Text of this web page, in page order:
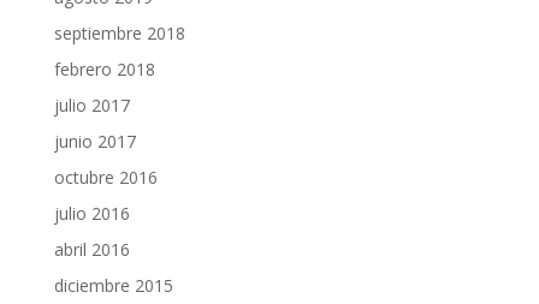
septiembre 2018
febrero 2018
julio 2017
junio 2017
octubre 2016
julio 2016
abril 2016
diciembre 2015